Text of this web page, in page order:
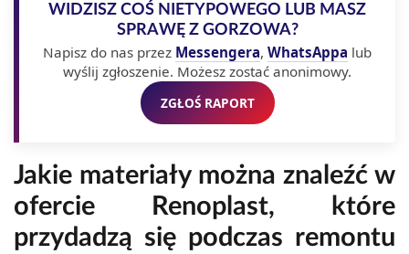
WIDZISZ COŚ NIETYPOWEGO LUB MASZ
SPRAWĘ Z GORZOWA?
Napisz do nas przez Messengera, WhatsAppa lub
wyślij zgłoszenie. Możesz zostać anonimowy.
ZGŁOŚ RAPORT
Jakie materiały można znaleźć w
ofercie Renoplast, które
przydadzą się podczas remontu